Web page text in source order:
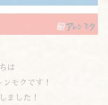
は
ンモクです！
ました！